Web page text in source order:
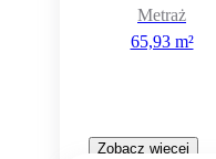
Metraż
65,93 m²
Zobacz więcej